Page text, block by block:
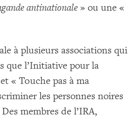
antinationale» ou une «
à plusieurs associations qui
que l’Initiative pour la
« Touche pas à ma
les personnes noires
membres de l’IRA,